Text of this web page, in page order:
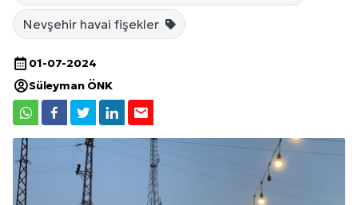
Nevşehir havai fişekler
01-07-2024
Süleyman ÖNK